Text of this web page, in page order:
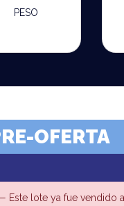
PESO
OFERTA
Este lote ya fue vendido a